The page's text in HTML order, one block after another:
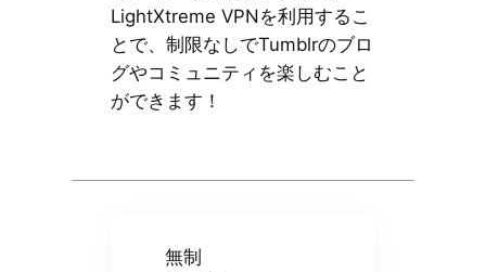
LightXtreme VPNを利用するこ
とで、制限なしでTumblrのブロ
グやコミュニティを楽しむこと
ができます！
無制